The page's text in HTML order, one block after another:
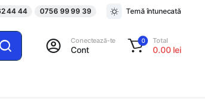
44 44 0756 99 99 39 Temă întunecată
Conectează-te
Cont
0 Total
0.00 lei